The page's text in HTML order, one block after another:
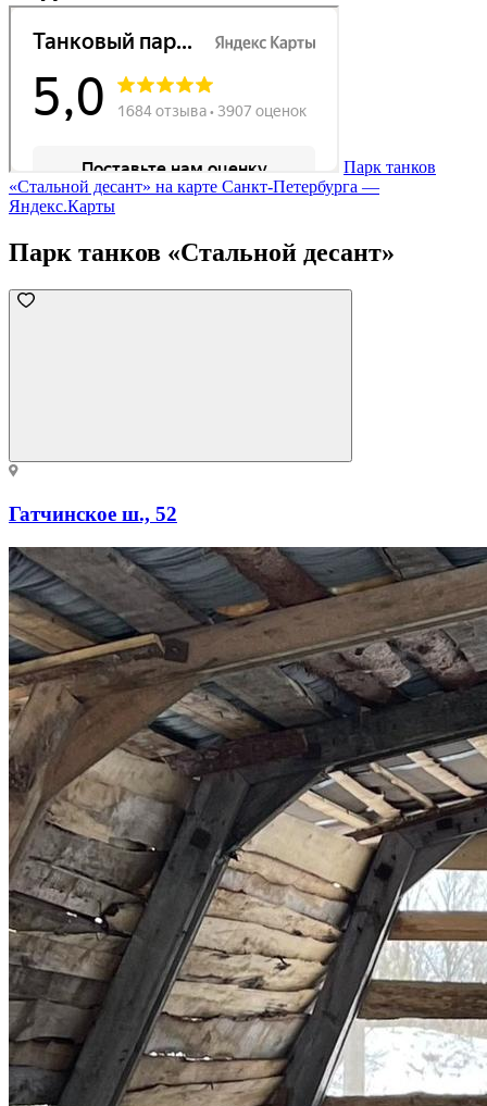
Парк танков
«Стальной десант» на карте Санкт‑Петербурга —
Яндекс.Карты
Парк танков «Стальной десант»
Гатчинское ш., 52